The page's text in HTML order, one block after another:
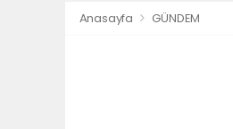
Anasayfa GÜNDEM